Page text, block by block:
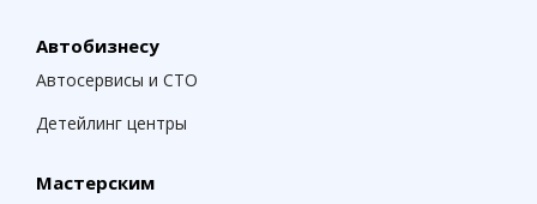
Автобизнесу
Автосервисы и СТО
Детейлинг центры
Мастерским